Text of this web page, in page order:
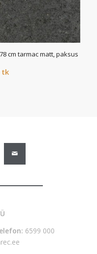
cm tarmac matt, paksus
tk
6599 000